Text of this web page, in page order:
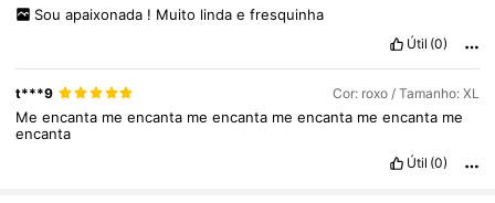
4,84 126K Seguidores
Sou apaixonada ! Muito linda e fresquinha
Útil (0)
t***9 Cor: roxo / Tamanho: XL
Meencanta meencanta meencanta meencanta meencanta me
encanta
Útil (0)